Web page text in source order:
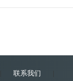
联系我们